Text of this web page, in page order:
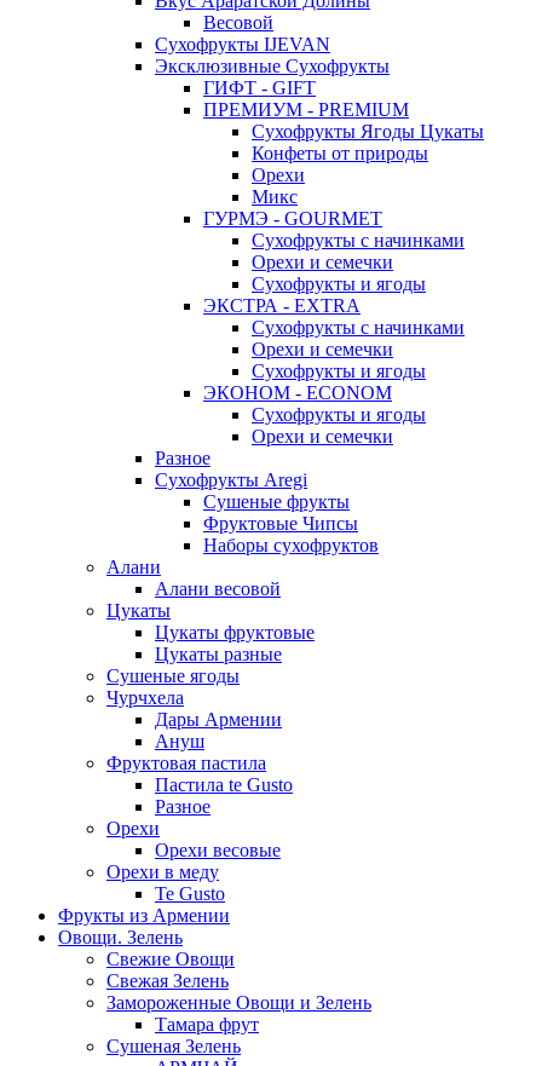
Весовой
Сухофрукты IJEVAN
Эксклюзивные Сухофрукты
ГИФТ - GIFT
ПРЕМИУМ - PREMIUM
Сухофрукты Ягоды Цукаты
Конфеты от природы
Орехи
Микс
ГУРМЭ - GOURMET
Сухофрукты с начинками
Орехи и семечки
Сухофрукты и ягоды
ЭКСТРА - EXTRA
Сухофрукты с начинками
Орехи и семечки
Сухофрукты и ягоды
ЭКОНОМ - ECONOM
Сухофрукты и ягоды
Орехи и семечки
Разное
Сухофрукты Aregi
Сушеные фрукты
Фруктовые Чипсы
Наборы сухофруктов
Алани
Алани весовой
Цукаты
Цукаты фруктовые
Цукаты разные
Сушеные ягоды
Чурчхела
Дары Армении
Ануш
Фруктовая пастила
Пастила te Gusto
Разное
Орехи
Орехи весовые
Орехи в меду
Te Gusto
Фрукты из Армении
Овощи. Зелень
Свежие Овощи
Свежая Зелень
Замороженные Овощи и Зелень
Тамара фрут
Сушеная Зелень